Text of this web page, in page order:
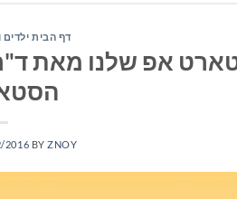
דף הבית ילדים
אפ שלנו מאת ד"ר
2016 BYZNOY